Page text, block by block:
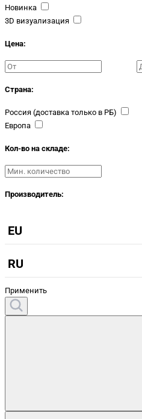
Новинка
3D визуализация
Цена:
Страна:
Россия (доставка только в РБ)
Европа
Кол-во на складе:
Производитель:
EU
RU
Применить